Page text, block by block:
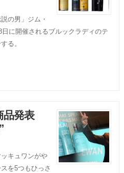
の男」ジム・
に開催されるブルックラディのテ
る。
品発表
キュワンがや
を5つもひっさ